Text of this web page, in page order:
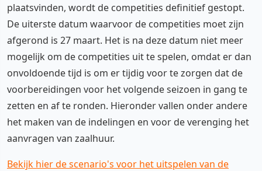
plaatsvinden, wordt de competities definitief gestopt.
De uiterste datum waarvoor de competities moet zijn
afgerond is 27 maart. Het is na deze datum niet meer
mogelijk om de competities uit te spelen, omdat er dan
onvoldoende tijd is om er tijdig voor te zorgen dat de
voorbereidingen voor het volgende seizoen in gang te
zetten en af te ronden. Hieronder vallen onder andere
het maken van de indelingen en voor de verenging het
aanvragen van zaalhuur.
Bekijk hier de scenario's voor het uitspelen van de